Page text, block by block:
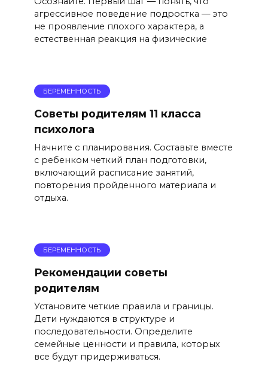
агрессивное поведение подростка — это
не проявление плохого характера, а
естественная реакция на физические
БЕРЕМЕННОСТЬ
Советы родителям 11 класса
психолога
Начните с планирования. Составьте вместе
с ребенком четкий план подготовки,
включающий расписание занятий,
повторения пройденного материала и
отдыха.
БЕРЕМЕННОСТЬ
Рекомендации советы
родителям
Установите четкие правила и границы.
Дети нуждаются в структуре и
последовательности. Определите
семейные ценности и правила, которых
все будут придерживаться.